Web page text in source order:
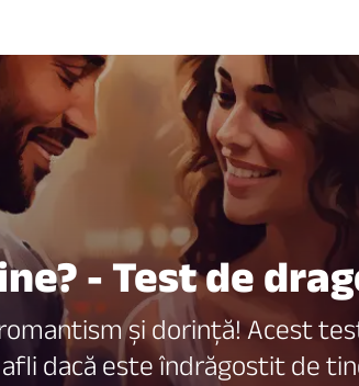
- Test de
și dorință! Acest
afli dacă este îndrăgostit de